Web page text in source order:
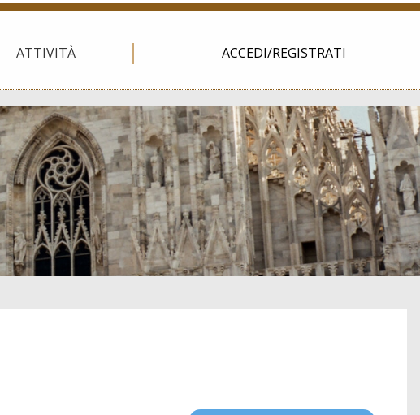
ATTIVITÀ ACCEDI/REGISTRATI